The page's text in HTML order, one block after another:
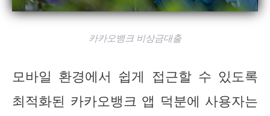
카카오뱅크 비상금대출
모바일 환경에서 쉽게 접근할 수 있도록
최적화된 카카오뱅크 앱 덕분에 사용자는